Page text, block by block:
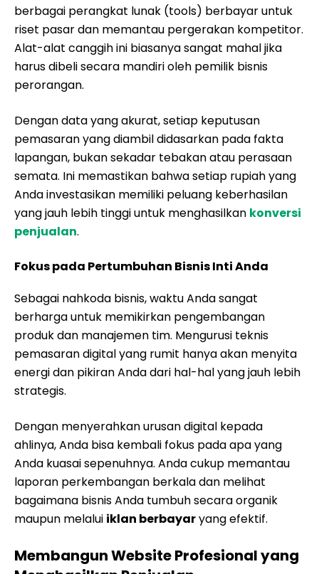
berbagai perangkat lunak (tools) berbayar untuk
riset pasar dan memantau pergerakan kompetitor.
Alat-alat canggih ini biasanya sangat mahal jika
harus dibeli secara mandiri oleh pemilik bisnis
perorangan.
Dengan data yang akurat, setiap keputusan
pemasaran yang diambil didasarkan pada fakta
lapangan, bukan sekadar tebakan atau perasaan
semata. Ini memastikan bahwa setiap rupiah yang
Anda investasikan memiliki peluang keberhasilan
yang jauh lebih tinggi untuk menghasilkan konversi
penjualan.
Fokus pada Pertumbuhan Bisnis Inti Anda
Sebagai nahkoda bisnis, waktu Anda sangat
berharga untuk memikirkan pengembangan
produk dan manajemen tim. Mengurusi teknis
pemasaran digital yang rumit hanya akan menyita
energi dan pikiran Anda dari hal-hal yang jauh lebih
strategis.
Dengan menyerahkan urusan digital kepada
ahlinya, Anda bisa kembali fokus pada apa yang
Anda kuasai sepenuhnya. Anda cukup memantau
laporan perkembangan berkala dan melihat
bagaimana bisnis Anda tumbuh secara organik
maupun melalui iklan berbayaryang efektif.
Membangun Website Profesional yang